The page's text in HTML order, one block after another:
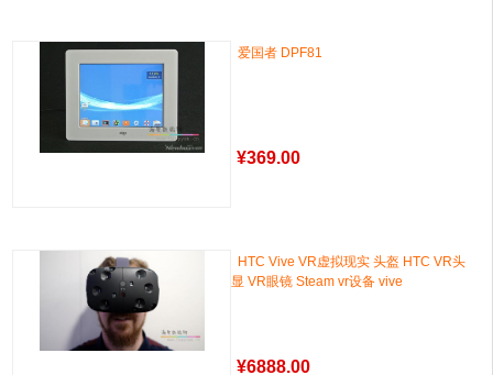
爱国者 DPF81
¥369.00
HTC Vive VR虚拟现实 头盔 HTC VR头
显 VR眼镜 Steam vr设备 vive
¥6888.00